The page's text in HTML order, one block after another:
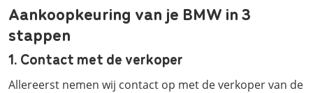
Aankoopkeuring van je BMW in 3
stappen
1. Contact met de verkoper
Allereerst nemen wij contact op met de verkoper van de